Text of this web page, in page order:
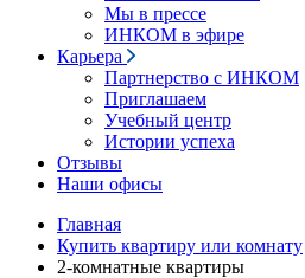
Мы в прессе
ИНКОМ в эфире
Карьера
Партнерство с ИНКОМ
Приглашаем
Учебный центр
Истории успеха
Отзывы
Наши офисы
Главная
Купить квартиру или комнату
2-комнатные квартиры